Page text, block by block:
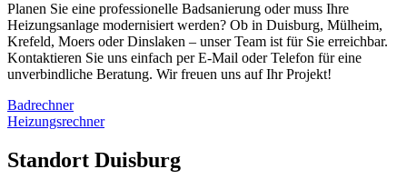
Planen Sie eine professionelle Badsanierung oder muss Ihre
Heizungsanlage modernisiert werden? Ob in Duisburg, Mülheim,
Krefeld, Moers oder Dinslaken – unser Team ist für Sie erreichbar.
Kontaktieren Sie uns einfach per E-Mail oder Telefon für eine
unverbindliche Beratung. Wir freuen uns auf Ihr Projekt!
Badrechner
Heizungsrechner
Standort Duisburg